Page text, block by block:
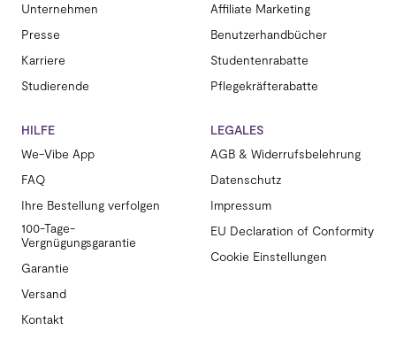
Unternehmen
Presse
Karriere
Studierende
Affiliate Marketing
Benutzerhandbücher
Studentenrabatte
Pflegekräfterabatte
HILFE
We-Vibe App
FAQ
Ihre Bestellung verfolgen
100-Tage-
Vergnügungsgarantie
Garantie
Versand
Kontakt
LEGALES
AGB & Widerrufsbelehrung
Datenschutz
Impressum
EU Declaration of Conformity
Cookie Einstellungen